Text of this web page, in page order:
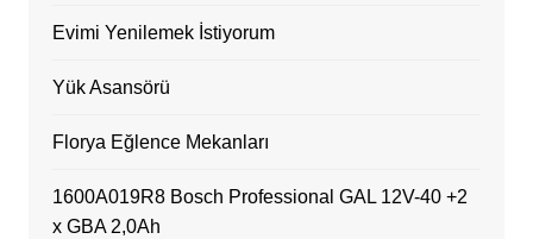
Evimi Yenilemek İstiyorum
Yük Asansörü
Florya Eğlence Mekanları
1600A019R8 Bosch Professional GAL 12V-40 +2
x GBA 2,0Ah